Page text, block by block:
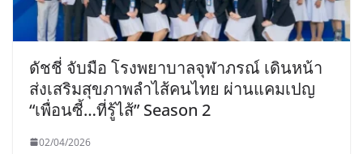
ดัชชี่ จับมือ โรงพยาบาลจุฬาภรณ์ เดินหน้า
ส่งเสริมสุขภาพลำไส้คนไทย ผ่านแคมเปญ
“เพื่อนซี้…ที่รู้ไส้” Season 2
02/04/2026